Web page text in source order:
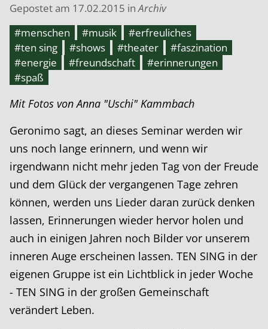
Gepostet am 17.02.2015 inArchiv
#menschen
#musik
#erfreuliches
#ten sing
#shows #theater
#faszination
#energie
#freundschaft
#erinnerungen
#spaß
Mit Fotos von Anna "Uschi" Kammbach
Geronimo sagt, an dieses Seminar werden wir
uns noch lange erinnern, und wenn wir
irgendwann nicht mehr jeden Tag von der Freude
und dem Glück der vergangenen Tage zehren
können, werden uns Lieder daran zurück denken
lassen, Erinnerungen wieder hervor holen und
auch in einigen Jahren noch Bilder vor unserem
inneren Auge erscheinen lassen. TEN SING in der
eigenen Gruppe ist ein Lichtblick in jeder Woche
- TEN SING in der großen Gemeinschaft
verändert Leben.